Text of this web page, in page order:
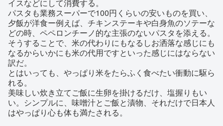
イスなどにして消費する。
パスタも業務スーパーで100円くらいの安いものを買い、
夕飯が洋食ー例えば、チキンステーキや白身魚のソテーな
どの時、ペペロンチーノ的な主張のないパスタを添える。
そうすることで、米の代わりにもなるしお洒落な感じにも
なるからいかにも米の代用ですといった感じにはならない
訳だ。
とはいっても、やっぱり米をたらふく食べたい衝動に駆ら
れる。
美味しい炊き立てご飯に生卵を掛けるだけ、塩握りもい
い。シンプルに、味噌汁とご飯と漬物、それだけで日本人
はやっぱり心も体も満たされる。